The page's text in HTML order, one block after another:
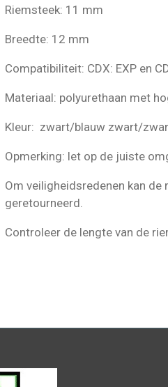
Riemsteek: 11 mm
Breedte: 12 mm
Compatibiliteit: CDX: EXP en
Materiaal: polyurethaan met
Kleur: zwart/blauw zwart/
Opmerking: let op de juiste
Om veiligheidsredenen kan de
geretourneerd.
Controleer de lengte van de